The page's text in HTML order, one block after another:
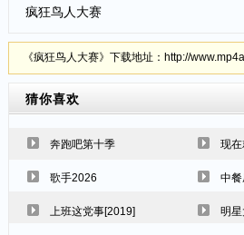
疯狂鸟人大赛
《疯狂鸟人大赛》下载地址：http://
猜你喜欢
奔跑吧第十季 现
歌手2026 中
上班这党事[2019] 明星